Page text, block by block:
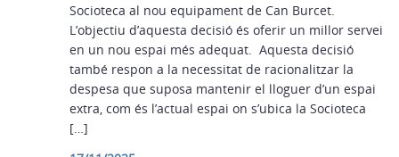
Socioteca al nou equipament de Can Burcet.
L’objectiu d’aquesta decisió és oferir un millor servei
en un nou espai més adequat. Aquesta decisió
també respon a la necessitat de racionalitzar la
despesa que suposa mantenir el lloguer d’un espai
extra, com és l’actual espai on s’ubica la Socioteca
[…]